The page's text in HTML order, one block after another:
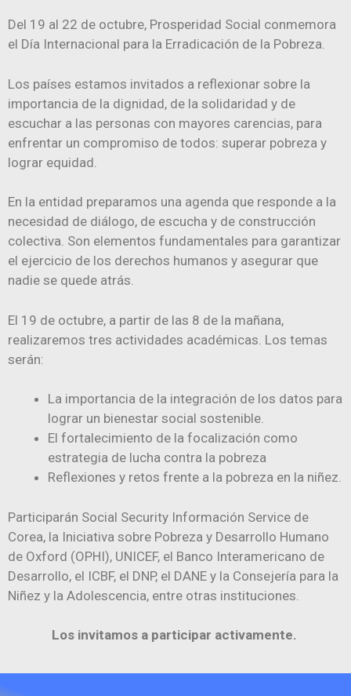
Del 19 al 22 de octubre, Prosperidad Social conmemora
el Día Internacional para la Erradicación de la Pobreza.
Los países estamos invitados a reflexionar sobre la
importancia de la dignidad, de la solidaridad y de
escuchar a las personas con mayores carencias, para
enfrentar un compromiso de todos: superar pobreza y
lograr equidad.
En la entidad preparamos una agenda que responde a la
necesidad de diálogo, de escucha y de construcción
colectiva. Son elementos fundamentales para garantizar
el ejercicio de los derechos humanos y asegurar que
nadie se quede atrás.
El 19 de octubre, a partir de las 8 de la mañana,
realizaremos tres actividades académicas. Los temas
serán:
La importancia de la integración de los datos para
lograr un bienestar social sostenible.
El fortalecimiento de la focalización como
estrategia de lucha contra la pobreza
Reflexiones y retos frente a la pobreza en la niñez.
Participarán Social Security Información Service de
Corea, la Iniciativa sobre Pobreza y Desarrollo Humano
de Oxford (OPHI), UNICEF, el Banco Interamericano de
Desarrollo, el ICBF, el DNP, el DANE y la Consejería para la
Niñez y la Adolescencia, entre otras instituciones.
Los invitamos a participar activamente.